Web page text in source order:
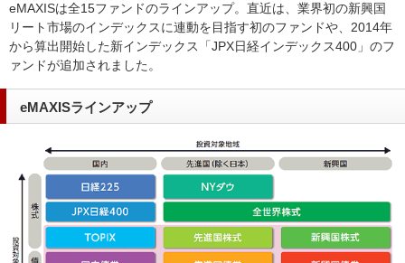
eMAXISは全15ファンドのラインアップ。直近は、業界初の新興国
リート市場のインデックスに連動を目指す初のファンドや、2014年
から算出開始した新インデックス「JPX日経インデックス400」のフ
ァンドが追加されました。
eMAXISラインアップ